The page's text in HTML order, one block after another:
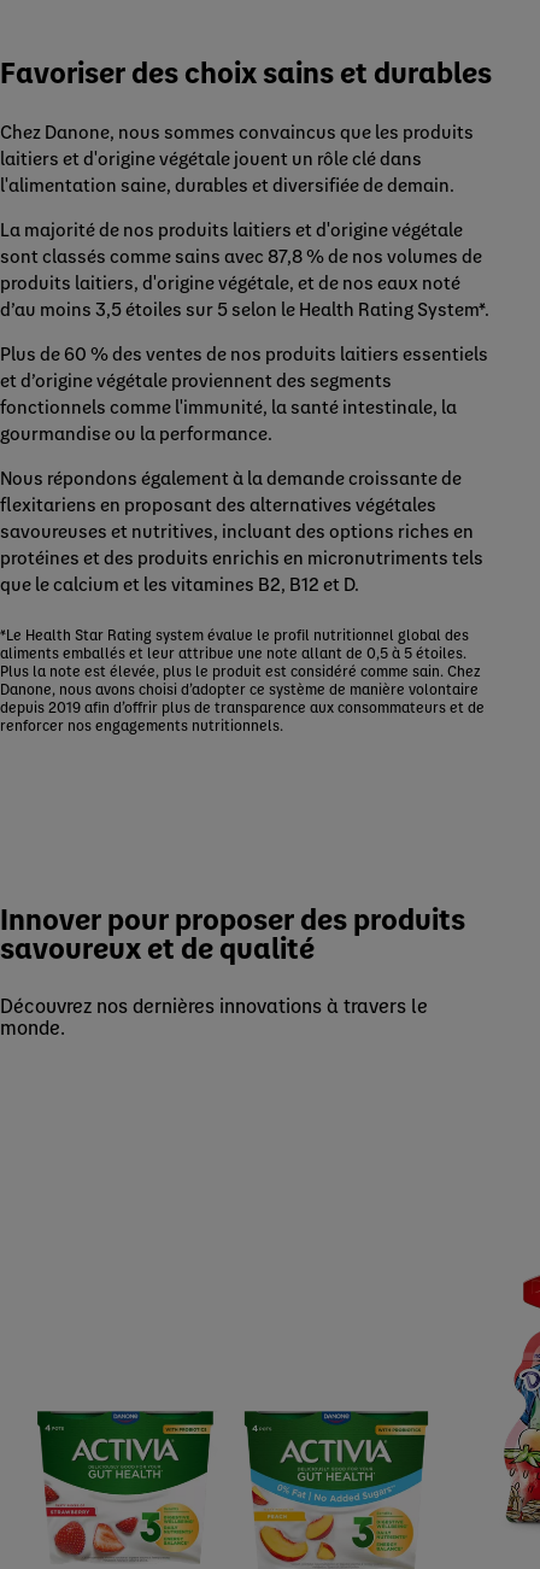
Favoriser des choix sains et durables
Chez Danone, nous sommes convaincus que les produits
laitiers et d'origine végétale jouent un rôle clé dans
l'alimentation saine, durables et diversifiée de demain.
La majorité de nos produits laitiers et d'origine végétale
sont classés comme sains avec 87,8 % de nos volumes de
produits laitiers, d'origine végétale, et de nos eaux noté
d’au moins 3,5 étoiles sur 5 selon le Health Rating System*.
Plus de 60 % des ventes de nos produits laitiers essentiels
et d’origine végétale proviennent des segments
fonctionnels comme l'immunité, la santé intestinale, la
gourmandise ou la performance.
Nous répondons également à la demande croissante de
flexitariens en proposant des alternatives végétales
savoureuses et nutritives, incluant des options riches en
protéines et des produits enrichis en micronutriments tels
que le calcium et les vitamines B2, B12 et D.
*Le Health Star Rating system évalue le profil nutritionnel global des
aliments emballés et leur attribue une note allant de 0,5 à 5 étoiles.
Plus la note est élevée, plus le produit est considéré comme sain. Chez
Danone, nous avons choisi d’adopter ce système de manière volontaire
depuis 2019 afin d’offrir plus de transparence aux consommateurs et de
renforcer nos engagements nutritionnels.
Innover pour proposer des produits
savoureux et de qualité
Découvrez nos dernières innovations à travers le
monde.